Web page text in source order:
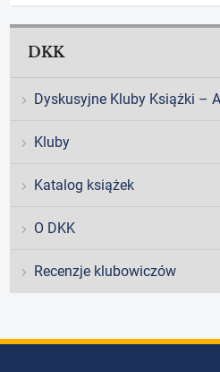
DKK
Dyskusyjne Kluby Książki –
Kluby
Katalog książek
O DKK
Recenzje klubowiczów